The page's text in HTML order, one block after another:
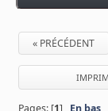
« PRÉCÉDENT